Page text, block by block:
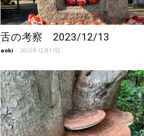
学
研
舌の考察 2023/12/13
aoki - 2023年12月17日